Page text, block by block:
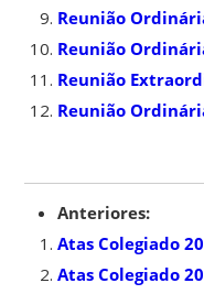
Reunião
Reunião
Reunião
Reunião
Anteriores:
Atas Colegiado
Atas Colegiado